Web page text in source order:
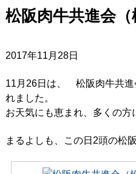
松阪肉牛共進会（
2017年11月28日
11月26日は、 松阪肉牛共進
れました。
お天気にも恵まれ、多くの方
まるよしも、この日2頭の松